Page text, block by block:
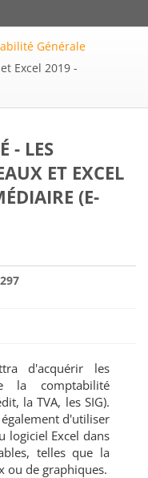
Générale
Excel 2019 -
- LES
ET EXCEL
(E-
d'acquérir les
la comptabilité
la TVA, les SIG).
d'utiliser
logiciel Excel dans
telles que la
ou de graphiques.